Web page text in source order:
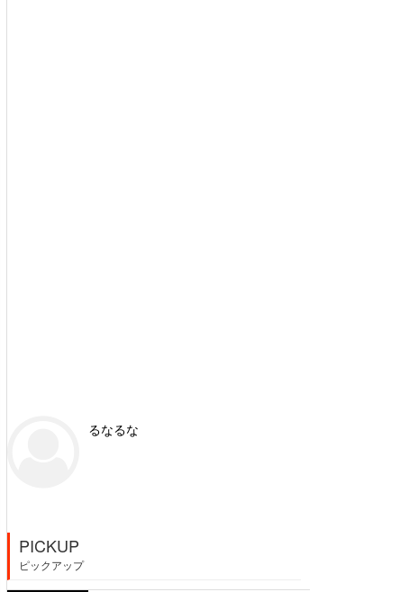
るなるな
PICKUP
ピックアップ